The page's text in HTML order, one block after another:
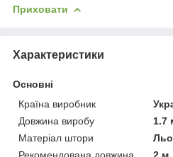
Приховати
Характеристики
Основні
Країна виробник
Довжина виробу
1.7
Матеріал штори